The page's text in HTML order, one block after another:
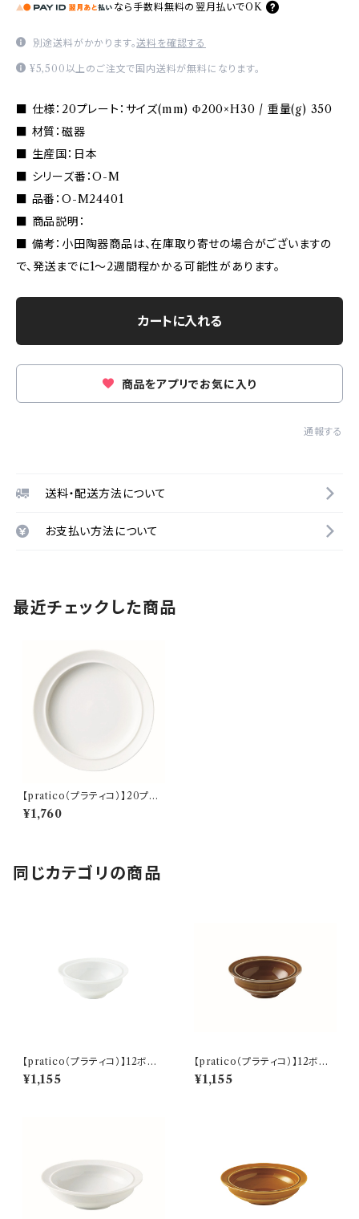
なら 手数料無料の 翌月払いでOK
別途送料がかかります。送料を確認する
¥5,500以上のご注文で国内送料が無料になります。
■ 仕様：20プレート：サイズ(mm) Φ200×H30 / 重量(g) 350
■ 材質：磁器
■ 生産国：日本
■ シリーズ番：O-M
■ 品番：O-M24401
■ 商品説明：
■ 備考：小田陶器商品は、在庫取り寄せの場合がございますの
で、発送までに1〜2週間程かかる可能性があります。
カートに入れる
商品をアプリでお気に入り
通報する
送料・配送方法について
お支払い方法について
最近チェックした商品
【pratico（プラティコ）】20プレ
ート（白) O-M24401
¥1,760
同じカテゴリの商品
【pratico（プラティコ）】12ボウ
ル（白) O-M24901
¥1,155
【pratico（プラティコ）】12ボウ
ル（キャラメル) O-M24902
¥1,155